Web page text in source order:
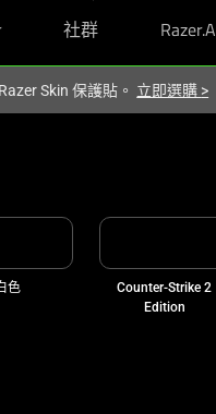
社群 Razer.AI
Skin 保護貼。 立即選購 >
色
Counter-Strike 2
Edition